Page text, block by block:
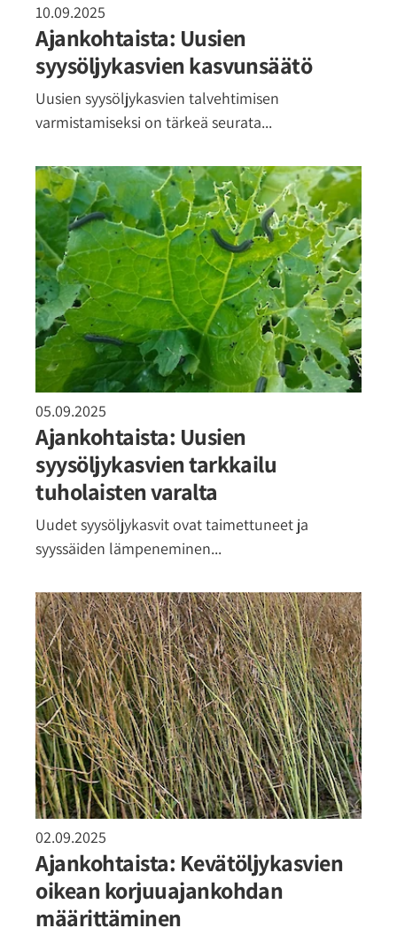
10.09.2025
Ajankohtaista: Uusien
syysöljykasvien kasvunsäätö
Uusien syysöljykasvien talvehtimisen
varmistamiseksi on tärkeä seurata...
05.09.2025
Ajankohtaista: Uusien
syysöljykasvien tarkkailu
tuholaisten varalta
Uudet syysöljykasvit ovat taimettuneet ja
syyssäiden lämpeneminen...
02.09.2025
Ajankohtaista: Kevätöljykasvien
oikean korjuuajankohdan
määrittäminen